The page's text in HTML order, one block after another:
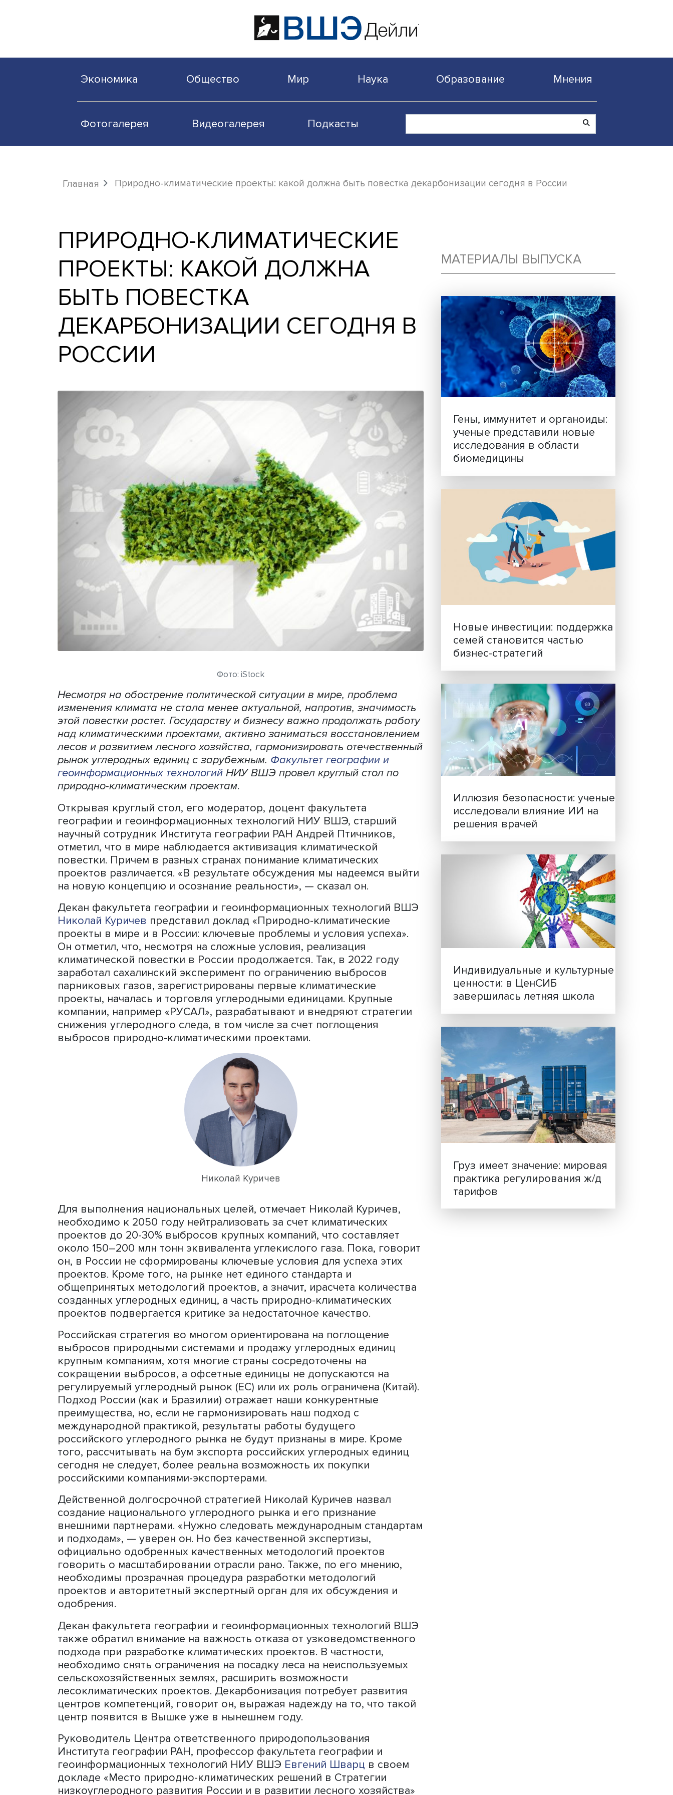
Фотогалерея Видеогалерея Подкасты
ПРИРОДНО-КЛИМАТИЧЕСКИЕ
ПРОЕКТЫ: КАКОЙ ДОЛЖНА
БЫТЬ ПОВЕСТКА
ДЕКАРБОНИЗАЦИИ СЕГОДНЯ В
РОССИИ
Фото: iStock
Несмотря на обострение политической ситуации в мире, проблема
изменения климата не стала менее актуальной, напротив, значимость
этой повестки растет. Государству и бизнесу важно продолжать работу
над климатическими проектами, активно заниматься восстановлением
лесов и развитием лесного хозяйства, гармонизировать отечественный
рынок углеродных единиц с зарубежным.Факультет географии и
геоинформационных технологийНИУ ВШЭ провел круглый стол по
природно-климатическим проектам.
Открывая круглый стол, его модератор, доцент факультета
географии и геоинформационных технологий НИУ ВШЭ, старший
научный сотрудник Института географии РАН Андрей Птичников,
отметил, что в мире наблюдается активизация климатической
повестки. Причем в разных странах понимание климатических
проектов различается. «В результате обсуждения мы надеемся выйти
на новую концепцию и осознание реальности», — сказал он.
Декан факультета географии и геоинформационных технологий ВШЭ
представил доклад «Природно-климатические
проекты в мире и в России: ключевые проблемы и условия успеха».
Он отметил, что, несмотря на сложные условия, реализация
климатической повестки в России продолжается. Так, в 2022 году
заработал сахалинский эксперимент по ограничению выбросов
парниковых газов, зарегистрированы первые климатические
проекты, началась и торговля углеродными единицами. Крупные
компании, например «РУСАЛ», разрабатывают и внедряют стратегии
снижения углеродного следа, в том числе за счет поглощения
Николай Куричев
Для выполнения национальных целей, отмечает Николай Куричев,
необходимо к 2050 году нейтрализовать за счет климатических
проектов до 20-30% выбросов крупных компаний, что составляет
около 150–200 млн тонн эквивалента углекислого газа. Пока, говорит
он, в России не сформированы ключевые условия для успеха этих
проектов. Кроме того, на рынке нет единого стандарта и
общепринятых методологий проектов, а значит, ирасчета количества
созданных углеродных единиц, а часть природно-климатических
проектов подвергается критике за недостаточное качество.
Российская стратегия во многом ориентирована на поглощение
выбросов природными системами и продажу углеродных единиц
крупным компаниям, хотя многие страны сосредоточены на
сокращении выбросов, а офсетные единицы не допускаются на
регулируемый углеродный рынок (ЕС) или их роль ограничена (Китай).
Подход России (как и Бразилии) отражает наши конкурентные
преимущества, но, если не гармонизировать наш подход с
международной практикой, результаты работы будущего
российского углеродного рынка не будут признаны в мире. Кроме
того, рассчитывать на бум экспорта российских углеродных единиц
сегодня не следует, более реальна возможность их покупки
российскими компаниями-экспортерами.
Действенной долгосрочной стратегией Николай Куричев назвал
создание национального углеродного рынка и его признание
внешними партнерами. «Нужно следовать международным стандартам
и подходам», — уверен он. Но без качественной экспертизы,
официально одобренных качественных методологий проектов
МАТЕРИАЛЫ ВЫПУСКА
ученые представили
исследования в области
биомедицины
Новые инвестиции:
семей становится частью
бизнес-стратегий
Иллюзия безопасности:
исследовали влияние
решения врачей
Индивидуальные и
ценности: в ЦенСИБ
завершилась летняя